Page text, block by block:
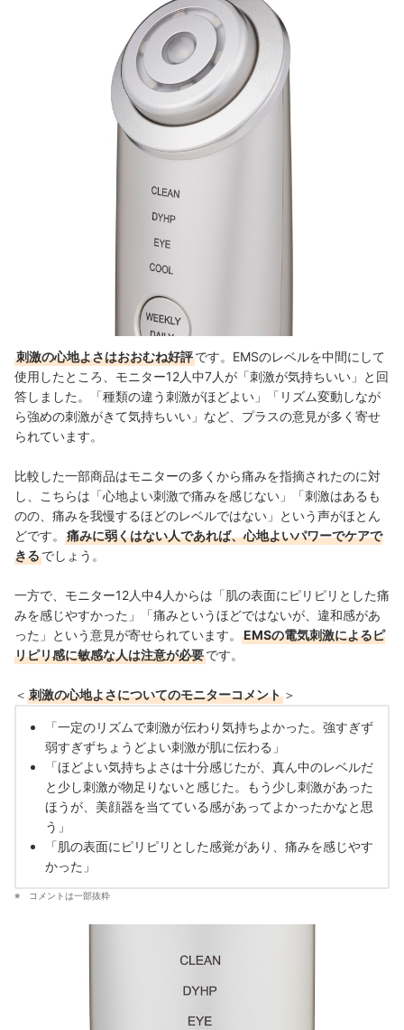
刺激の心地よさはおおむね好評です。EMSのレベルを中間にして
使用したところ、モニター12人中7人が「刺激が気持ちいい」と回
答しました。「種類の違う刺激がほどよい」「リズム変動しなが
ら強めの刺激がきて気持ちいい」など、プラスの意見が多く寄せ
られています。
比較した一部商品はモニターの多くから痛みを指摘されたのに対
し、こちらは「心地よい刺激で痛みを感じない」「刺激はあるも
のの、痛みを我慢するほどのレベルではない」という声がほとん
どです。
痛みに弱くはない人であれば、心地よいパワーでケアで
きるでしょう。
一方で、モニター12人中4人からは「肌の表面にピリピリとした痛
みを感じやすかった」「痛みというほどではないが、違和感があ
った」という意見が寄せられています。
EMSの電気刺激によるピ
リピリ感に敏感な人は注意が必要です。
＜ 刺激の心地よさについてのモニターコメント ＞
「一定のリズムで刺激が伝わり気持ちよかった。強すぎず
弱すぎずちょうどよい刺激が肌に伝わる」
「ほどよい気持ちよさは十分感じたが、真ん中のレベルだ
と少し刺激が物足りないと感じた。もう少し刺激があった
ほうが、美顔器を当てている感があってよかったかなと思
う」
「肌の表面にピリピリとした感覚があり、痛みを感じやす
かった」
コメントは一部抜粋